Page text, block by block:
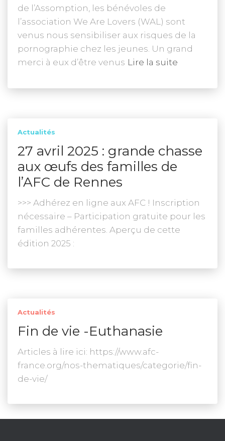
de l’Assomption, les bénévoles de
l’association We Are Lovers (WAL) sont
venus nous sensibiliser aux risques de la
pornographie chez les jeunes. Un grand
merci à eux d’être venus Lire la suite
Actualités
27 avril 2025 : grande chasse
aux œufs des familles de
l’AFC de Rennes
>>> Adhérez en ligne aux AFC ! Inscription
nécessaire – Participation gratuite pour les
familles adhérentes. Aperçu de cette
édition 2025 :
Actualités
Fin de vie -Euthanasie
Articles à lire ici: https://www.afc-
france.org/nos-thematiques/categorie/fin-
de-vie/